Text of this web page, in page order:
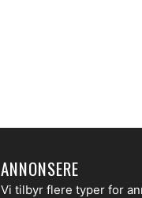
ANNONSERE
Vi tilbyr flere typer for